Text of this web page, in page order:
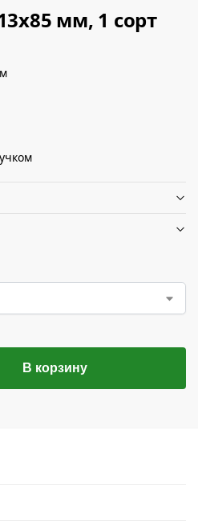
мм, 1 сорт
В корзину